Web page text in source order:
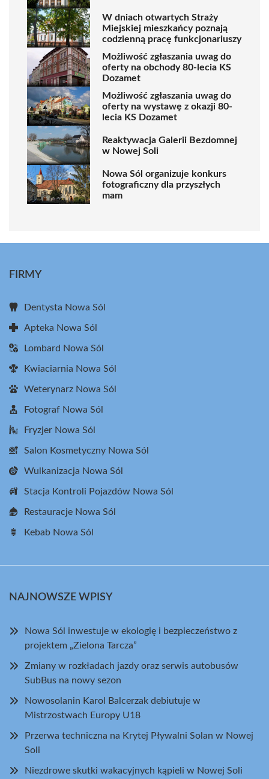
W dniach otwartych Straży
Miejskiej mieszkańcy poznają
codzienną pracę funkcjonariuszy
Możliwość zgłaszania uwag do
oferty na obchody 80-lecia KS
Dozamet
Możliwość zgłaszania uwag do
oferty na wystawę z okazji 80-
lecia KS Dozamet
Reaktywacja Galerii Bezdomnej
w Nowej Soli
Nowa Sól organizuje konkurs
fotograficzny dla przyszłych
mam
FIRMY
Dentysta Nowa Sól
Apteka Nowa Sól
Lombard Nowa Sól
Kwiaciarnia Nowa Sól
Weterynarz Nowa Sól
Fotograf Nowa Sól
Fryzjer Nowa Sól
Salon Kosmetyczny Nowa Sól
Wulkanizacja Nowa Sól
Stacja Kontroli Pojazdów Nowa Sól
Restauracje Nowa Sól
Kebab Nowa Sól
NAJNOWSZE WPISY
Nowa Sól inwestuje w ekologię i bezpieczeństwo z
projektem „Zielona Tarcza”
Zmiany w rozkładach jazdy oraz serwis autobusów
SubBus na nowy sezon
Nowosolanin Karol Balcerzak debiutuje w
Mistrzostwach Europy U18
Przerwa techniczna na Krytej Pływalni Solan w Nowej
Soli
Niezdrowe skutki wakacyjnych kąpieli w Nowej Soli